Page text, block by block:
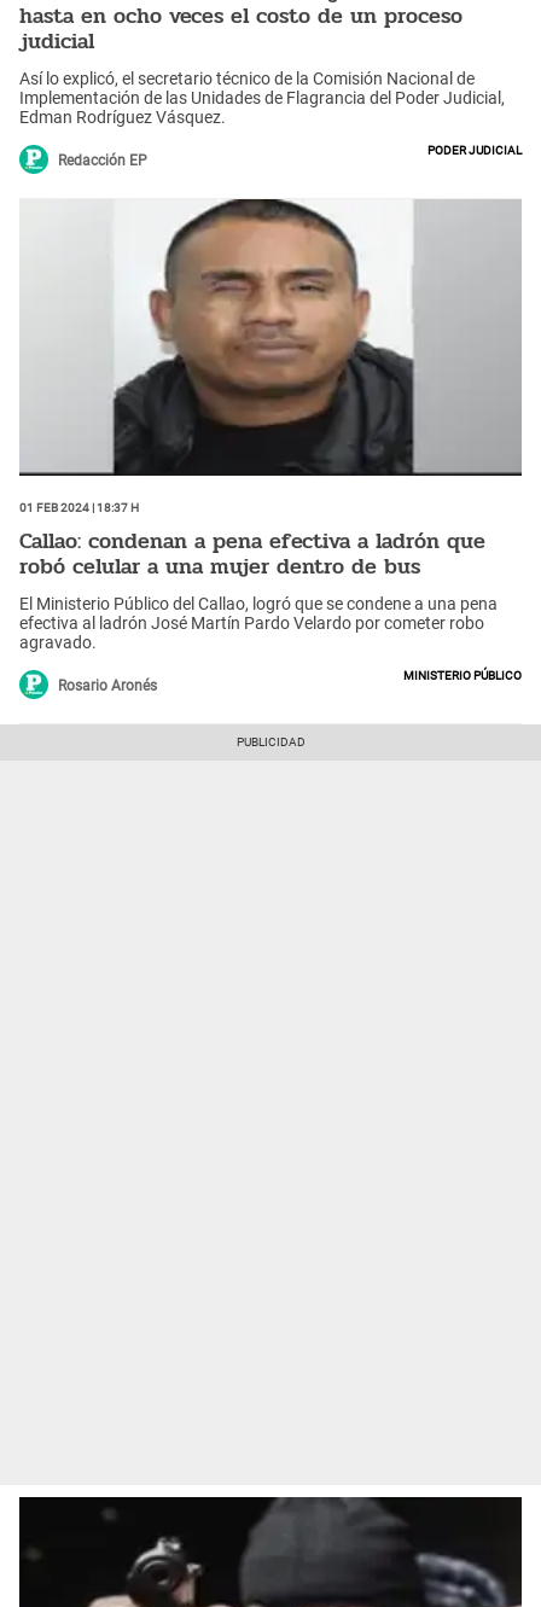
hasta en ocho veces el costo de un proceso
judicial
Así lo explicó, el secretario técnico de la Comisión Nacional de
Implementación de las Unidades de Flagrancia del Poder Judicial,
Edman Rodríguez Vásquez.
Redacción EP
Poder Judicial
01 Feb 2024 | 18:37 h
Callao: condenan a pena efectiva a ladrón que
robó celular a una mujer dentro de bus
El Ministerio Público del Callao, logró que se condene a una pena
efectiva al ladrón José Martín Pardo Velardo por cometer robo
agravado.
Rosario Aronés
Ministerio Público